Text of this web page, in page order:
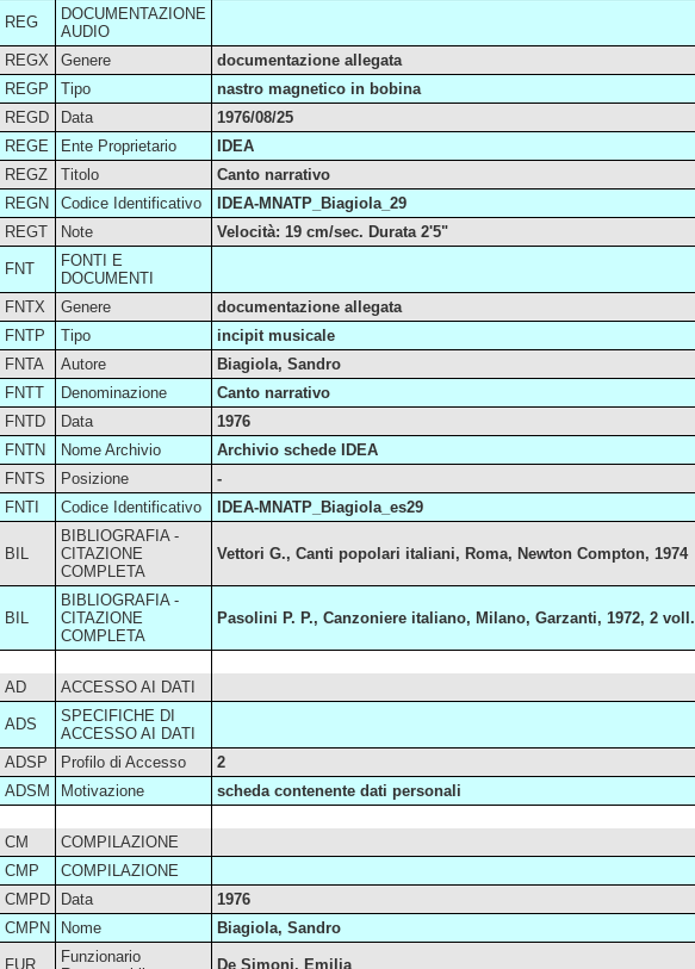
REG
DOCUMENTAZIONE
AUDIO
REGX
Genere
documentazione allegata
REGP
Tipo
nastro magnetico in bobina
REGD
Data
1976/08/25
REGE
Ente Proprietario
IDEA
REGZ
Titolo
Canto narrativo
REGN
Codice Identificativo
IDEA-MNATP_Biagiola_29
REGT
Note Velocità: 19 cm/sec. Durata 2'5"
FNT
FONTI E
DOCUMENTI
FNTX
Genere
documentazione allegata
FNTP
Tipo
incipit musicale
FNTA
Autore
Biagiola, Sandro
FNTT
Denominazione
Canto narrativo
FNTD
Data
1976
FNTN
Nome Archivio
Archivio schede IDEA
FNTS
Posizione
-
FNTI
Codice Identificativo IDEA-MNATP_Biagiola_es29
BIL
BIBLIOGRAFIA -
CITAZIONE
COMPLETA
Vettori G., Canti popolari italiani, Roma, Newton Compton, 1974
BIL
BIBLIOGRAFIA -
CITAZIONE
COMPLETA
Pasolini P. P., Canzoniere italiano, Milano, Garzanti, 1972, 2 voll.
AD ACCESSO AI DATI
ADS
SPECIFICHE DI
ACCESSO AI DATI
ADSP
Profilo di Accesso
2
ADSM
Motivazione scheda contenente dati personali
CM
COMPILAZIONE
CMP
COMPILAZIONE
CMPD
Data
1976
CMPN
Nome Biagiola, Sandro
FUR
Funzionario
De Simoni, Emilia